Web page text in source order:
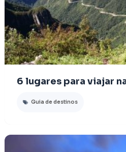
6 lugares para viajar
Guia de destinos